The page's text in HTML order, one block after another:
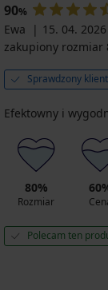
90%
Ewa
15. 04. 2026
zakupiony rozmiar
Sprawdzony klient
Efektowny i
80%
Rozmiar
Polecam ten